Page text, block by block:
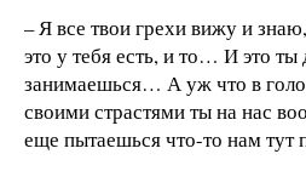
– Я все твои грехи вижу и
это у тебя есть, и то… И это
занимаешься… А уж что в
своими страстями ты на нас
еще пытаешься что-то нам тут